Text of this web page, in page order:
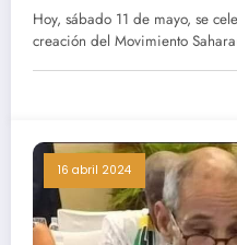
Hoy, sábado 11 de mayo, se
creación del Movimiento
16 abril 2024